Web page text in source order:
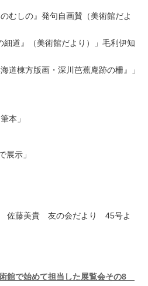
むしの』発句自画賛（美術館だよ
道』（美術館だより）」毛利伊知
道棟方版画・深川芭蕉庵跡の柵』」
本」
展示」
佐藤美貴 友の会だより 45号よ
館で始めて担当した展覧会その8